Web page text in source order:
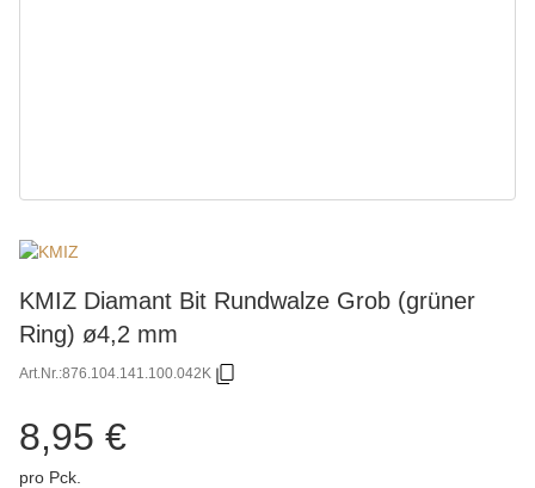
KMIZ Diamant Bit Rundwalze Grob (grüner
Ring) ø4,2 mm
Art.Nr.:876.104.141.100.042K
8,95 €
pro Pck.